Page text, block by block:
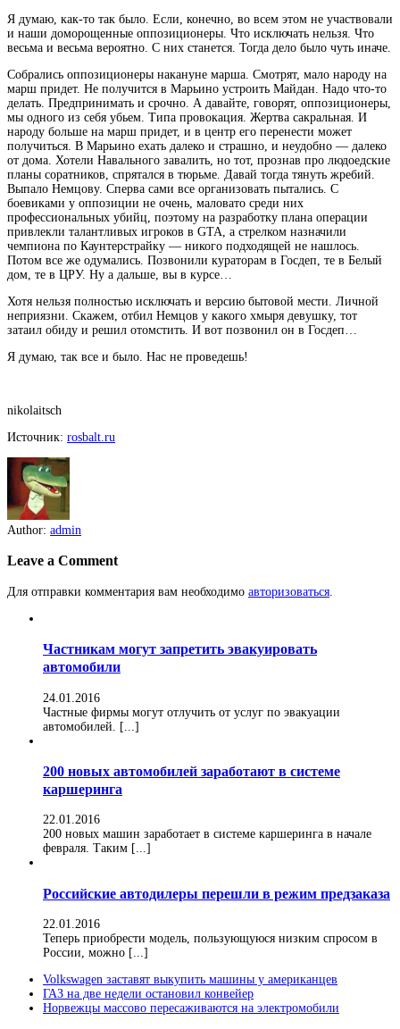
Я думаю, как-то так было. Если, конечно, во всем этом не участвовали
и наши доморощенные оппозиционеры. Что исключать нельзя. Что
весьма и весьма вероятно. С них станется. Тогда дело было чуть иначе.
Собрались оппозиционеры накануне марша. Смотрят, мало народу на
марш придет. Не получится в Марьино устроить Майдан. Надо что-то
делать. Предпринимать и срочно. А давайте, говорят, оппозиционеры,
мы одного из себя убьем. Типа провокация. Жертва сакральная. И
народу больше на марш придет, и в центр его перенести может
получиться. В Марьино ехать далеко и страшно, и неудобно — далеко
от дома. Хотели Навального завалить, но тот, прознав про людоедские
планы соратников, спрятался в тюрьме. Давай тогда тянуть жребий.
Выпало Немцову. Сперва сами все организовать пытались. С
боевиками у оппозиции не очень, маловато среди них
профессиональных убийц, поэтому на разработку плана операции
привлекли талантливых игроков в GTA, а стрелком назначили
чемпиона по Каунтерстрайку — никого подходящей не нашлось.
Потом все же одумались. Позвонили кураторам в Госдеп, те в Белый
дом, те в ЦРУ. Ну а дальше, вы в курсе…
Хотя нельзя полностью исключать и версию бытовой мести. Личной
неприязни. Скажем, отбил Немцов у какого хмыря девушку, тот
затаил обиду и решил отомстить. И вот позвонил он в Госдеп…
Я думаю, так все и было. Нас не проведешь!
nikolaitsch
Источник: rosbalt.ru
Author: admin
Leave a Comment
Для отправки комментария вам необходимо авторизоваться
Частникам могут запретить эвакуировать
автомобили
24.01.2016
Частные фирмы могут отлучить от услуг по эвакуации
автомобилей. [...]
200 новых автомобилей заработают в системе
каршеринга
22.01.2016
200 новых машин заработает в системе каршеринга в начале
февраля. Таким [...]
Российские автодилеры перешли в режим предзаказа
22.01.2016
Теперь приобрести модель, пользующуюся низким спросом в
России, можно [...]
Volkswagen заставят выкупить машины у американцев
ГАЗ на две недели остановил конвейер
Норвежцы массово пересаживаются на электромобили